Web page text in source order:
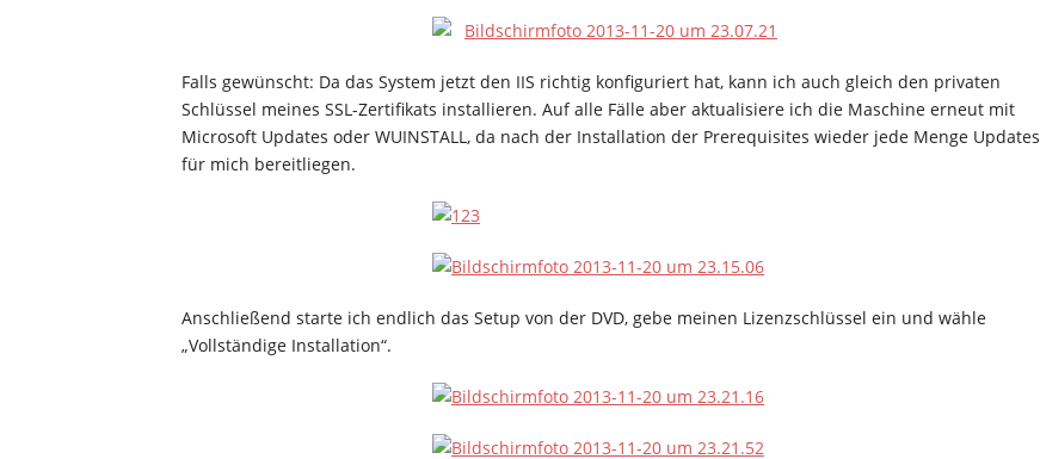
Falls gewünscht: Da das System jetzt den IIS richtig konfiguriert hat, kann ich auch gleich den privaten
Schlüssel meines SSL-Zertifikats installieren. Auf alle Fälle aber aktualisiere ich die Maschine erneut mit
Microsoft Updates oder WUINSTALL, da nach der Installation der Prerequisites wieder jede Menge Updates
für mich bereitliegen.
Anschließend starte ich endlich das Setup von der DVD, gebe meinen Lizenzschlüssel ein und wähle
„Vollständige Installation“.